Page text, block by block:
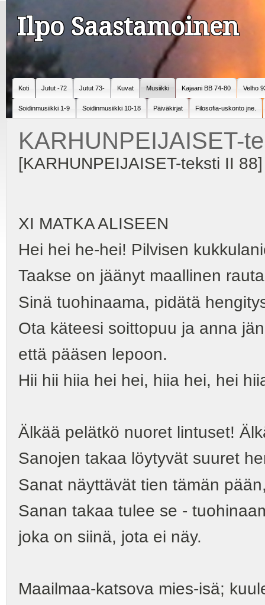
Ilpo Saastamoinen
Koti Jutut -72 Jutut 73- Kuvat Musiikki Kajaani BB 74-80 Velho
Soidinmusiikki 1-9 Soidinmusiikki 10-18 Päiväkirjat Filosofia-uskonto jne.
KARHUNPEIJAISET-
[KARHUNPEIJAISET-teksti II 88]
XI MATKA ALISEEN
Hei hei he-hei! Pilvisen
Taakse on jäänyt maallinen
Sinä tuohinaama, pidätä
Ota käteesi soittopuu ja anna
että pääsen lepoon.
Hii hii hiia hei hei, hiia hei, hei
Älkää pelätkö nuoret lintuset!
Sanojen takaa löytyvät suuret
Sanat näyttävät tien tämän
Sanan takaa tulee se -
joka on siinä, jota ei näy.
Maailmaa-katsova mies-isä;